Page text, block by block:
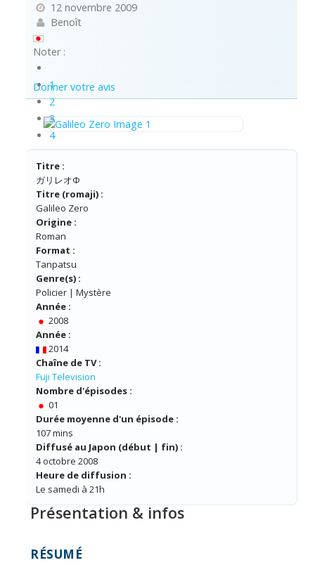
12 novembre 2009
Benoît
Noter :
1
2
3
4
5
Donner votre avis
Titre :
ガリレオΦ
Titre (romaji) :
Galileo Zero
Origine :
Roman
Format :
Tanpatsu
Genre(s) :
Policier | Mystère
Année :
2008
Année :
2014
Chaîne de TV :
Fuji Television
Nombre d'épisodes :
01
Durée moyenne d'un épisode :
107 mins
Diffusé au Japon (début | fin) :
4 octobre 2008
Heure de diffusion :
Le samedi à 21h
Présentation & infos
RÉSUMÉ